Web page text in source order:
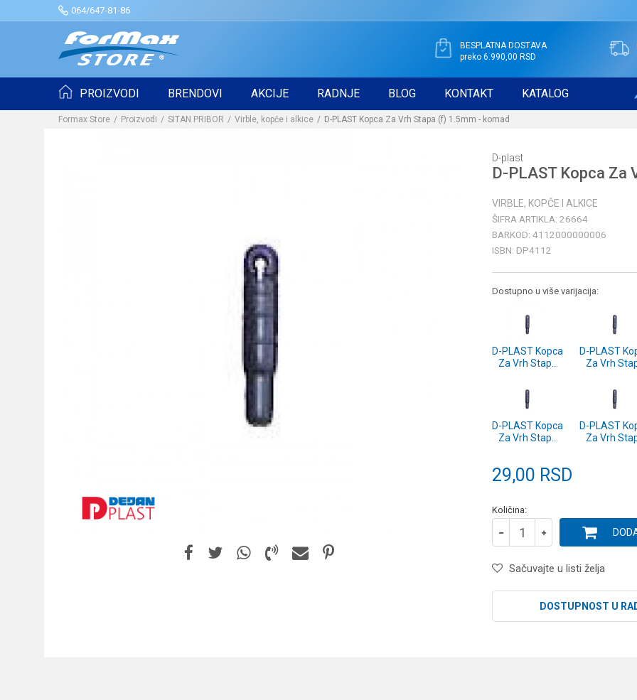
064/647-81-86
BESPLATNA DOSTAVA
preko 6.990,00 RSD
PROIZVODI BRENDOVI AKCIJE RADNJE BLOG KONTAKT KATALOG
Formax Store Proizvodi SITAN PRIBOR Virble, kopče i alkice D-PLAST Kopca Za Vrh Stapa (f) 1.5mm - komad
D-plast
D-PLAST Kopca Za
VIRBLE, KOPČE I ALKICE
ŠIFRA ARTIKLA: 26664
BARKOD: 4112000000006
ISBN: DP4112
Dostupno u više varijacija:
D-PLAST Kopca
Za Vrh Stapa
komad
D-PLAST
Za Vrh
komad
D-PLAST Kopca
Za Vrh Stapa
D-PLAST
Za Vrh
29,00 RSD
Količina:
Sačuvajte u listi želja
DOSTUPNOST U